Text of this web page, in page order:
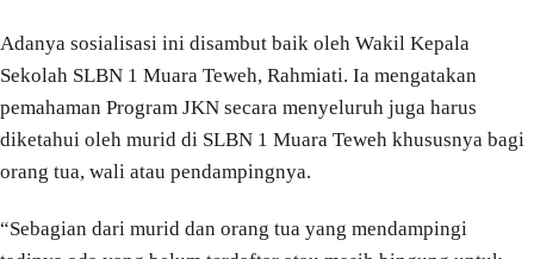
Adanya sosialisasi ini disambut baik oleh Wakil Kepala
Sekolah SLBN 1 Muara Teweh, Rahmiati. Ia mengatakan
pemahaman Program JKN secara menyeluruh juga harus
diketahui oleh murid di SLBN 1 Muara Teweh khususnya bagi
orang tua, wali atau pendampingnya.
“Sebagian dari murid dan orang tua yang mendampingi